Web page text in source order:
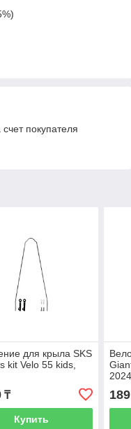
покупателя
для крыла SKS
kit Velo 55 kids,
₸
Купить